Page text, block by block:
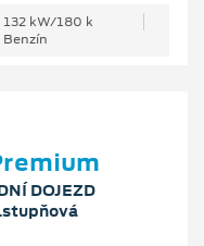
132 kW/180 k
Benzín
DOJEZD